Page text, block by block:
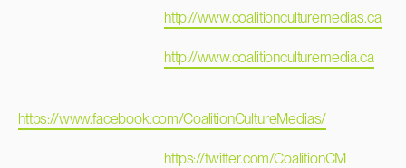
http://www.coalitionculturemedias.ca
http://www.coalitionculturemedia.ca
https://www.facebook.com/CoalitionCultureMedias/
https://twitter.com/CoalitionCM